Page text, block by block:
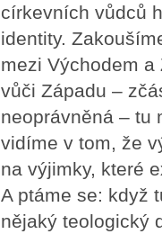
církevních vůdců
identity.
mezi Východem
vůči Západu –
neoprávněná – tu
vidíme v tom, že
na výjimky, které
A ptáme se: když
nějaký teologický